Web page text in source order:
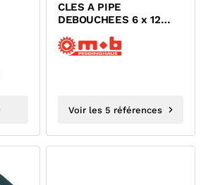
CLES A PIPE
DEBOUCHEES 6 x 12
Voir les 5 références